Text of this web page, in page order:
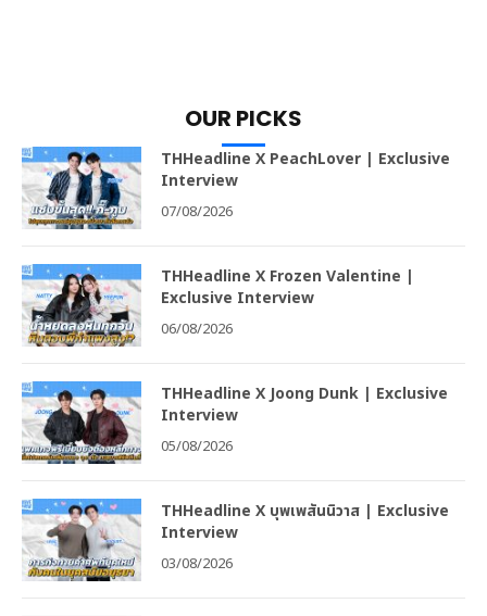
OUR PICKS
THHeadline X PeachLover | Exclusive
Interview
07/08/2026
THHeadline X Frozen Valentine |
Exclusive Interview
06/08/2026
THHeadline X Joong Dunk | Exclusive
Interview
05/08/2026
THHeadline X บุพเพสันนิวาส | Exclusive
Interview
03/08/2026